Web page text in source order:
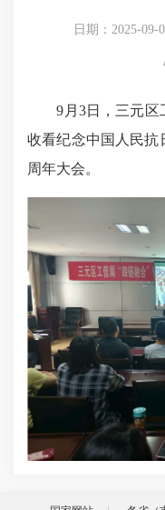
日期：2025-09-
9月3日，三元区
收看纪念中国人民抗
周年大会。